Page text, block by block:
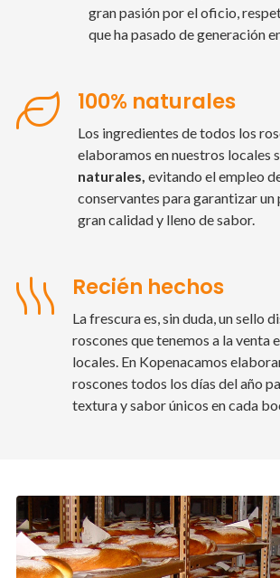
gran pasión por el oficio,
que ha pasado de generación
100% naturales
Los ingredientes de todos los
elaboramos en nuestros locales
naturales, evitando el empleo
conservantes para garantizar
gran calidad y lleno de sabor.
Recién hechos
La frescura es, sin duda, un sello
roscones que tenemos a la venta
locales. En Kopenacamos
roscones todos los días del año
textura y sabor únicos en cada